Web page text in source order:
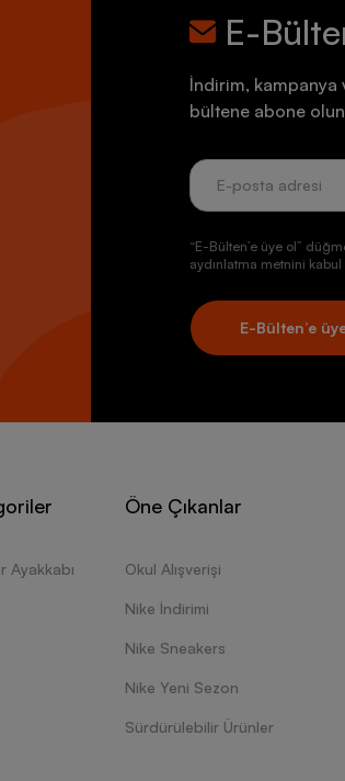
E-
İndirim,
bültene abone
“E-Bülten’e üye ol”
aydınlatma metnini
E-Bülten’e
Ayakkabı
Öne Çıkanlar
Okul Alışverişi
Nike İndirimi
Nike Sneakers
Nike Yeni Sezon
Sürdürülebilir Ürünler